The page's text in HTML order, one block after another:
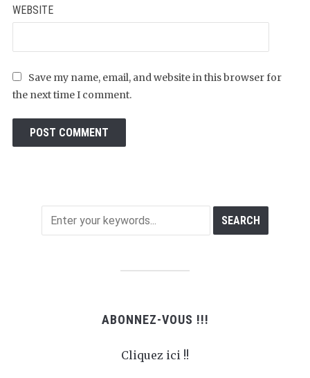
WEBSITE
Save my name, email, and website in this browser for
the next time I comment.
ABONNEZ-VOUS !!!
Cliquez ici !!